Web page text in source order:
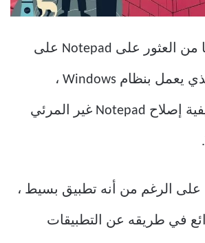
إذا لم تتمكن أيضًا من العثور على Notepad على
جهاز الكمبيوتر الذي يعمل بنظام Windows ،
فسنخبرك هنا بكيفية إصلاح Notepad غير المرئي
على الرغم من أنه تطبيق بسيط ،
في طريقه عن التطبيقات